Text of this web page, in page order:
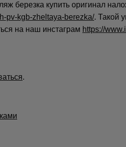
березка купить оригинал
pv-kgb-zheltaya-berezka/. Такой
на наш инстаграм https://
.